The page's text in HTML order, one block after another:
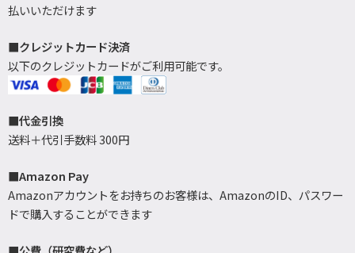
払いいただけます
■クレジットカード決済
以下のクレジットカードがご利用可能です。
■代金引換
送料＋代引手数料 300円
■Amazon Pay
Amazonアカウントをお持ちのお客様は、AmazonのID、パスワー
ドで購入することができます